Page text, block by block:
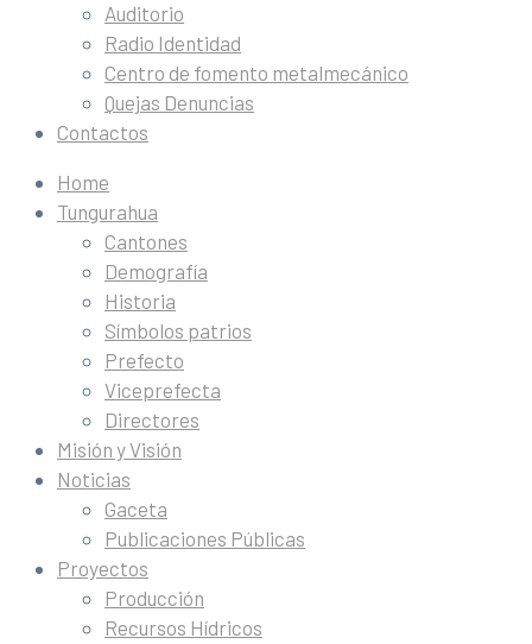
Auditorio
Radio Identidad
Centro de fomento metalmecánico
Quejas Denuncias
Contactos
Home
Tungurahua
Cantones
Demografía
Historia
Símbolos patrios
Prefecto
Viceprefecta
Directores
Misión y Visión
Noticias
Gaceta
Publicaciones Públicas
Proyectos
Producción
Recursos Hídricos